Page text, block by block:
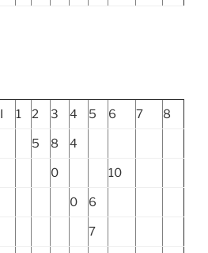
1 2 3 4 5 6 7 8
5 8 4
0 10
0 6
7